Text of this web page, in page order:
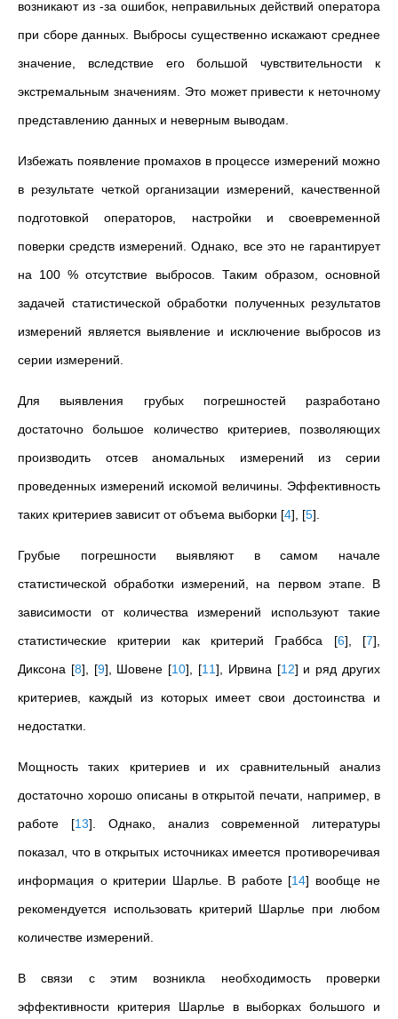
возникают из -за ошибок, неправильных действий оператора
при сборе данных. Выбросы существенно искажают среднее
значение, вследствие его большой чувствительности к
экстремальным значениям. Это может привести к неточному
представлению данных и неверным выводам.
Избежать появление промахов в процессе измерений можно
в результате четкой организации измерений, качественной
подготовкой операторов, настройки и своевременной
поверки средств измерений. Однако, все это не гарантирует
на 100 % отсутствие выбросов. Таким образом, основной
задачей статистической обработки полученных результатов
измерений является выявление и исключение выбросов из
серии измерений.
Для выявления грубых погрешностей разработано
достаточно большое количество критериев, позволяющих
производить отсев аномальных измерений из серии
проведенных измерений искомой величины. Эффективность
таких критериев зависит от объема выборки [4] [5]
Грубые погрешности выявляют в самом начале
статистической обработки измерений, на первом этапе. В
зависимости от количества измерений используют такие
статистические критерии как критерий Граббса [6] [7]
Диксона [8] [9] , Шовене [10] [11] , Ирвина [12] и ряд других
критериев, каждый из которых имеет свои достоинства и
недостатки.
Мощность таких критериев и их сравнительный анализ
достаточно хорошо описаны в открытой печати, например, в
работе [13] . Однако, анализ современной литературы
показал, что в открытых источниках имеется противоречивая
информация о критерии Шарлье. В работе [14] вообще не
рекомендуется использовать критерий Шарлье при любом
количестве измерений.
В связи с этим возникла необходимость проверки
эффективности критерия Шарлье в выборках большого и